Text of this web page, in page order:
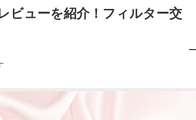
ビューを紹介！フィルター交